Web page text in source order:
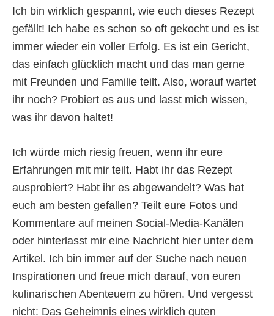
Ich bin wirklich gespannt, wie euch dieses Rezept
gefällt! Ich habe es schon so oft gekocht und es ist
immer wieder ein voller Erfolg. Es ist ein Gericht,
das einfach glücklich macht und das man gerne
mit Freunden und Familie teilt. Also, worauf wartet
ihr noch? Probiert es aus und lasst mich wissen,
was ihr davon haltet!
Ich würde mich riesig freuen, wenn ihr eure
Erfahrungen mit mir teilt. Habt ihr das Rezept
ausprobiert? Habt ihr es abgewandelt? Was hat
euch am besten gefallen? Teilt eure Fotos und
Kommentare auf meinen Social-Media-Kanälen
oder hinterlasst mir eine Nachricht hier unter dem
Artikel. Ich bin immer auf der Suche nach neuen
Inspirationen und freue mich darauf, von euren
kulinarischen Abenteuern zu hören. Und vergesst
nicht: Das Geheimnis eines wirklich guten